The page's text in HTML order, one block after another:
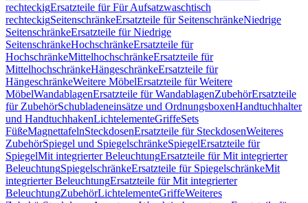
rechteckigErsatzteile für Für Aufsatzwaschtisch
rechteckigSeitenschränkeErsatzteile für SeitenschränkeNiedrige
SeitenschränkeErsatzteile für Niedrige
SeitenschränkeHochschränkeErsatzteile für
HochschränkeMittelhochschränkeErsatzteile für
MittelhochschränkeHängeschränkeErsatzteile für
HängeschränkeWeitere MöbelErsatzteile für Weitere
MöbelWandablagenErsatzteile für WandablagenZubehörErsatzteile
für ZubehörSchubladeneinsätze und OrdnungsboxenHandtuchhalter
und HandtuchhakenLichtelementeGriffeSets
FüßeMagnettafelnSteckdosenErsatzteile für SteckdosenWeiteres
ZubehörSpiegel und SpiegelschränkeSpiegelErsatzteile für
SpiegelMit integrierter BeleuchtungErsatzteile für Mit integrierter
BeleuchtungSpiegelschränkeErsatzteile für SpiegelschränkeMit
integrierter BeleuchtungErsatzteile für Mit integrierter
BeleuchtungZubehörLichtelementeGriffeWeiteres